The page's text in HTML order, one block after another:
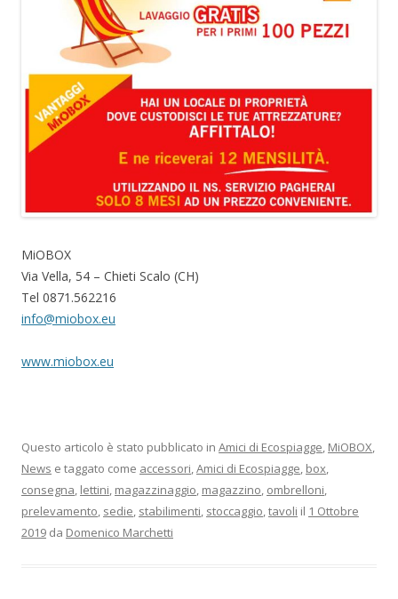
MiOBOX
Via Vella, 54 – Chieti Scalo (CH)
Tel 0871.562216
info@miobox.eu
www.miobox.eu
Questo articolo è stato pubblicato in Amici di Ecospiagge, MiOBOX,
News e taggato come accessori,Amici di Ecospiagge, box,
consegna, lettini, magazzinaggio, magazzino, ombrelloni,
prelevamento, sedie, stabilimenti, stoccaggio,tavoli il 1 Ottobre
2019 da Domenico Marchetti